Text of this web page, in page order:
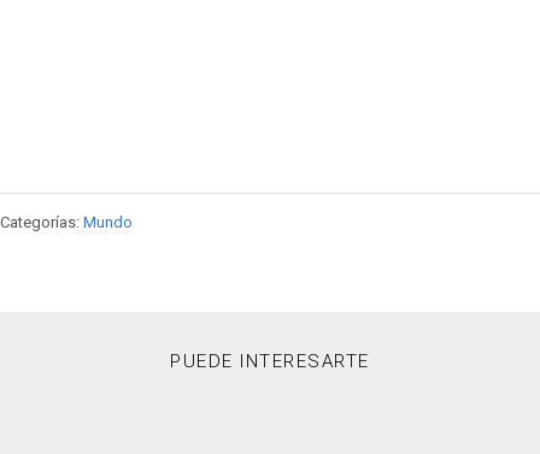
Categorías: Mundo
PUEDE INTERESARTE